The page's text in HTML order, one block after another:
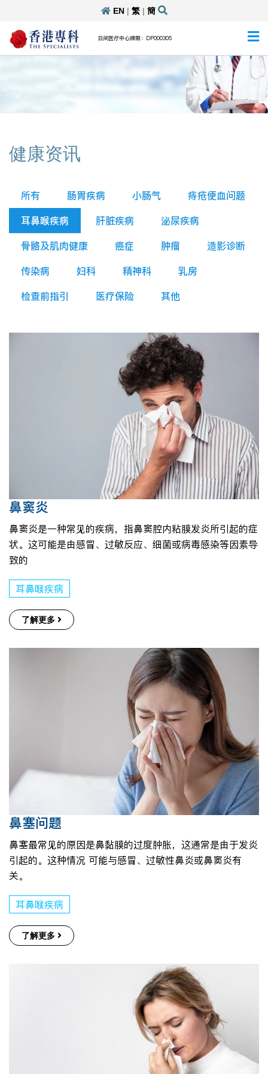
EN| 繁| 簡
日间医疗中心牌照：DP000305
健康资讯
所有 肠胃疾病 小肠气
痔疮便血问题
耳鼻喉疾病
肝脏疾病
泌尿疾病
骨骼及肌肉健康
癌症 肿瘤
造影诊断
传染病
妇科 精神科
乳房
检查前指引
医疗保险 其他
鼻窦炎
鼻窦炎是一种常见的疾病，指鼻窦腔内粘膜发炎所引起的症
状。这可能是由感冒、过敏反应、细菌或病毒感染等因素导
致的
耳鼻喉疾病
了解更多
鼻塞问题
鼻塞最常见的原因是鼻黏膜的过度肿胀，这通常是由于发炎
引起的。这种情况 可能与感冒、过敏性鼻炎或鼻窦炎有
关。
耳鼻喉疾病
了解更多